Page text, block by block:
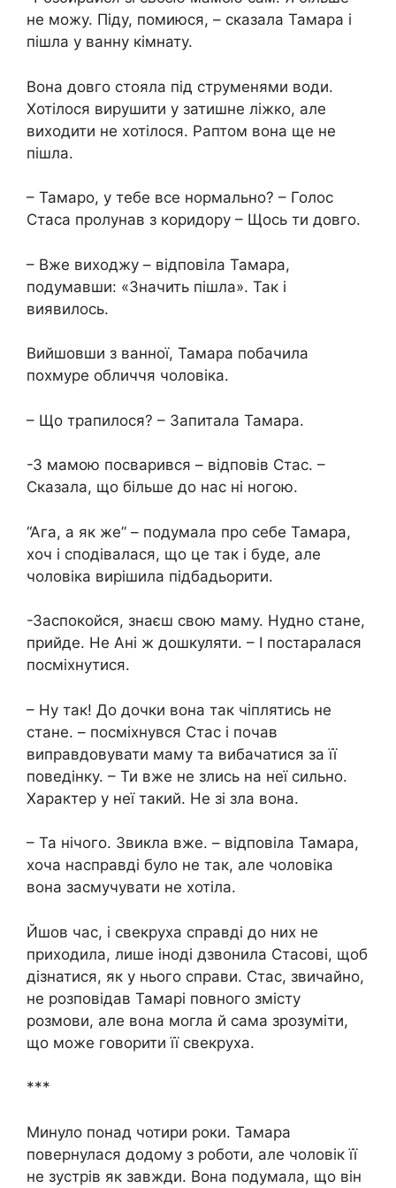
не можу. Піду, помиюся, – сказала Тамара і
пішла у ванну кімнату.
Вона довго стояла під струменями води.
Хотілося вирушити у затишне ліжко, але
виходити не хотілося. Раптом вона ще не
пішла.
– Тамаро, у тебе все нормально? – Голос
Стаса пролунав з коридору – Щось ти довго.
– Вже виходжу – відповіла Тамара,
подумавши: «Значить пішла». Так і
виявилось.
Вийшовши з ванної, Тамара побачила
похмуре обличчя чоловіка.
– Що трапилося? – Запитала Тамара.
-З мамою посварився – відповів Стас. –
Сказала, що більше до нас ні ногою.
“Ага, а як же” – подумала про себе Тамара,
хоч і сподівалася, що це так і буде, але
чоловіка вирішила підбадьорити.
-Заспокойся, знаєш свою маму. Нудно стане,
прийде. Не Ані ж дошкуляти. – І постаралася
посміхнутися.
– Ну так! До дочки вона так чіплятись не
стане. – посміхнувся Стас і почав
виправдовувати маму та вибачатися за її
поведінку. – Ти вже не злись на неї сильно.
Характер у неї такий. Не зі зла вона.
– Та нічого. Звикла вже. – відповіла Тамара,
хоча насправді було не так, але чоловіка
вона засмучувати не хотіла.
Йшов час, і свекруха справді до них не
приходила, лише іноді дзвонила Стасові, щоб
дізнатися, як у нього справи. Стас, звичайно,
не розповідав Тамарі повного змісту
розмови, але вона могла й сама зрозуміти,
що може говорити її свекруха.
***
Минуло понад чотири роки. Тамара
повернулася додому з роботи, але чоловік її
не зустрів як завжди. Вона подумала, що він